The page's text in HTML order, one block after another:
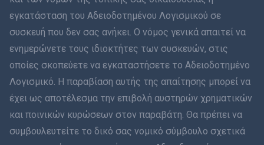
Dansk
हिंदी
עברית
Română
εγκατάσταση του Αδειοδοτημένου Λογισμικού σε
συσκευή που δεν σας ανήκει. Ο νόμος γενικά απαιτεί να
ενημερώνετε τους ιδιοκτήτες των συσκευών, στις
οποίες σκοπεύετε να εγκαταστήσετε το Αδειοδοτημένο
Λογισμικό. Η παραβίαση αυτής της απαίτησης μπορεί να
έχει ως αποτέλεσμα την επιβολή αυστηρών χρηματικών
και ποινικών κυρώσεων στον παραβάτη. Θα πρέπει να
συμβουλευτείτε το δικό σας νομικό σύμβουλο σχετικά